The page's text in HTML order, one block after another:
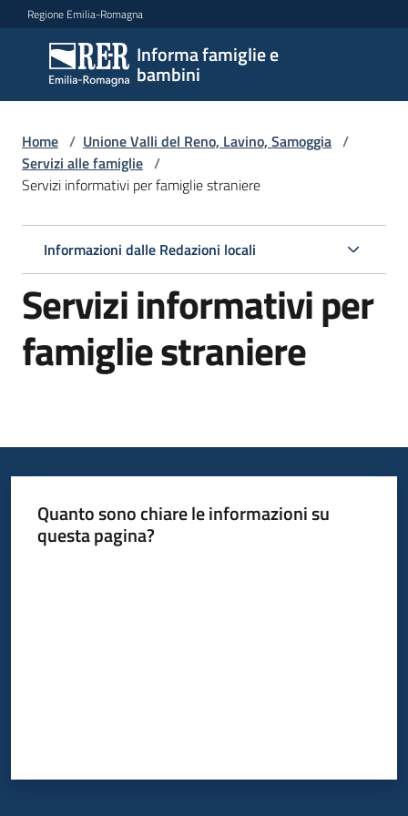
Vai al contenuto
Vai alla navigazione
Vai al footer
Regione Emilia-Romagna
Informa famiglie e
bambini
Informa
famiglie
e
bambini
Menu selezionato
Centri
per
Informazioni
Home / Unione Valli del Reno, Lavino, Samoggia /
Servizi alle famiglie /
Servizi informativi per famiglie straniere
Informazioni dalle Redazioni locali
Servizi informativi per
famiglie straniere
Quanto sono chiare le informazioni su
questa pagina?